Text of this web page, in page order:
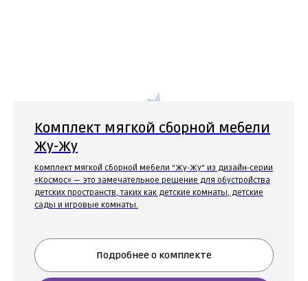
Комплект мягкой сборной мебели
Жу-Жу
Комплект мягкой сборной мебели "Жу-Жу" из дизайн-серии
«Космос» — это замечательное решение для обустройства
детских пространств, таких как детские комнаты, детские
сады и игровые комнаты.
Подробнее о комплекте